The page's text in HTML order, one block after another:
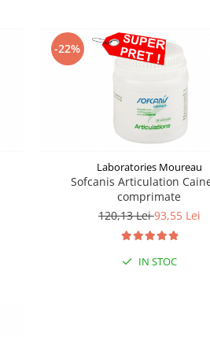
-22%
Laboratories Moureau
Sofcanis Articulation
comprimate
120,13 Lei93,55 Lei
IN STOC